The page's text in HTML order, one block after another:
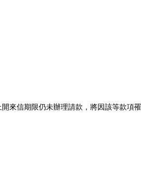
來信期限仍未辦理請款，將因該等款項